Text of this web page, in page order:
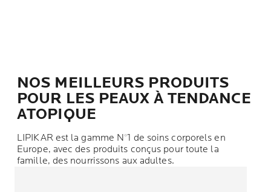
NOS MEILLEURS PRODUITS
POUR LES PEAUX À TENDANCE
ATOPIQUE
LIPIKAR est la gamme N°1 de soins corporels en
Europe, avec des produits conçus pour toute la
famille, des nourrissons aux adultes.